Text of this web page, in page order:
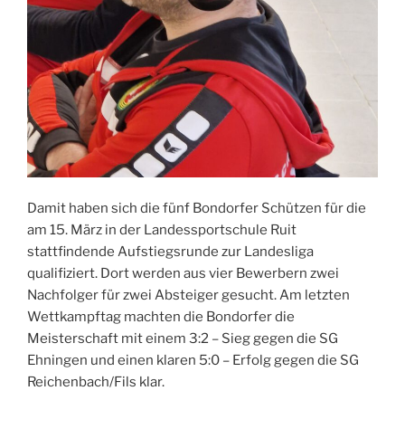
Damit haben sich die fünf Bondorfer Schützen für die
am 15. März in der Landessportschule Ruit
stattfindende Aufstiegsrunde zur Landesliga
qualifiziert. Dort werden aus vier Bewerbern zwei
Nachfolger für zwei Absteiger gesucht. Am letzten
Wettkampftag machten die Bondorfer die
Meisterschaft mit einem 3:2 – Sieg gegen die SG
Ehningen und einen klaren 5:0 – Erfolg gegen die SG
Reichenbach/Fils klar.